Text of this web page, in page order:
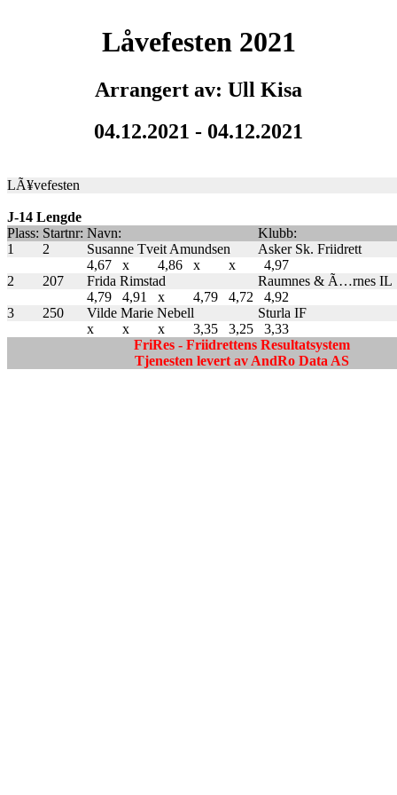
Låvefesten 2021
Arrangert av: Ull Kisa
04.12.2021 - 04.12.2021
LÃ¥vefesten
J-14 Lengde
Plass: Startnr: Navn:
Klubb:
1
2 Susanne Tveit Amundsen
Asker Sk. Friidrett
4,67
x 4,86 x x
4,97
2
207 Frida Rimstad
Raumnes & Ã…rnes IL
4,79
4,91 x 4,79 4,72
4,92
3
250 Vilde Marie Nebell
Sturla IF
x
x x 3,35 3,25
3,33
FriRes - Friidrettens Resultatsystem
Tjenesten levert av AndRo Data AS